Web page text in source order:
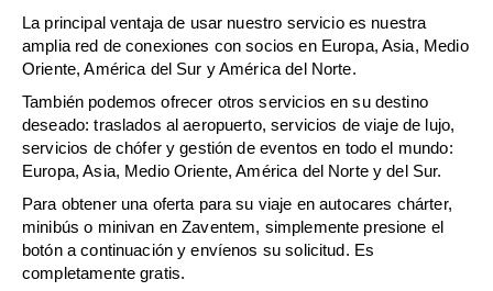
La principal ventaja de usar nuestro servicio es nuestra
amplia red de conexiones con socios en Europa, Asia, Medio
Oriente, América del Sur y América del Norte.
También podemos ofrecer otros servicios en su destino
deseado: traslados al aeropuerto, servicios de viaje de lujo,
servicios de chófer y gestión de eventos en todo el mundo:
Europa, Asia, Medio Oriente, América del Norte y del Sur.
Para obtener una oferta para su viaje en autocares chárter,
minibús o minivan en Zaventem, simplemente presione el
botón a continuación y envíenos su solicitud. Es
completamente gratis.